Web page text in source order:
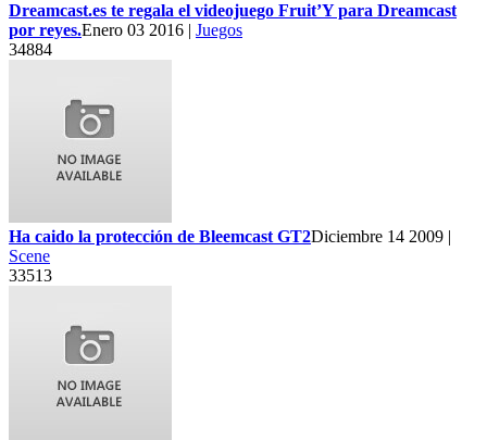
Dreamcast.es te regala el videojuego Fruit’Y para Dreamcast
por reyes.Enero 03 2016 | Juegos
34884
Ha caido la protección de Bleemcast GT2Diciembre 14 2009 |
Scene
33513